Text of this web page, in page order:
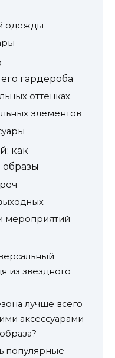
одежды
гардероба
оттенках
элементов
как
образы
мероприятий
из звездного
лучше всего
аксессуарами
популярные